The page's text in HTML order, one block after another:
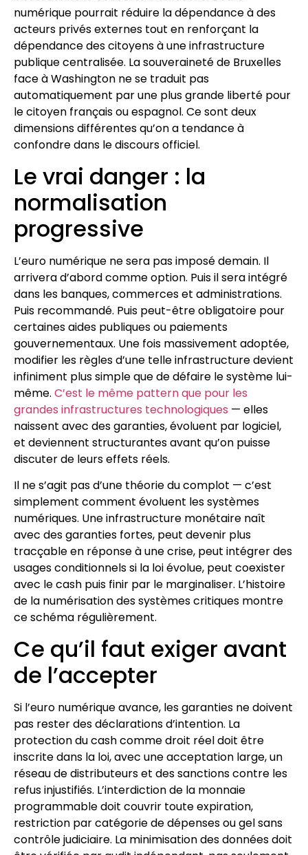
numérique pourrait réduire la dépendance à des
acteurs privés externes tout en renforçant la
dépendance des citoyens à une infrastructure
publique centralisée. La souveraineté de Bruxelles
face à Washington ne se traduit pas
automatiquement par une plus grande liberté pour
le citoyen français ou espagnol. Ce sont deux
dimensions différentes qu’on a tendance à
confondre dans le discours officiel.
Le vrai danger : la
normalisation
progressive
L’euro numérique ne sera pas imposé demain. Il
arrivera d’abord comme option. Puis il sera intégré
dans les banques, commerces et administrations.
Puis recommandé. Puis peut-être obligatoire pour
certaines aides publiques ou paiements
gouvernementaux. Une fois massivement adoptée,
modifier les règles d’une telle infrastructure devient
infiniment plus simple que de défaire le système lui-
même. C’est le même pattern que pour les
grandes infrastructures technologiques — elles
naissent avec des garanties, évoluent par logiciel,
et deviennent structurantes avant qu’on puisse
discuter de leurs effets réels.
Il ne s’agit pas d’une théorie du complot — c’est
simplement comment évoluent les systèmes
numériques. Une infrastructure monétaire naît
avec des garanties fortes, peut devenir plus
tracçable en réponse à une crise, peut intégrer des
usages conditionnels si la loi évolue, peut coexister
avec le cash puis finir par le marginaliser. L’histoire
de la numérisation des systèmes critiques montre
ce schéma régulièrement.
Ce qu’il faut exiger avant
de l’accepter
Si l’euro numérique avance, les garanties ne doivent
pas rester des déclarations d’intention. La
protection du cash comme droit réel doit être
inscrite dans la loi, avec une acceptation large, un
réseau de distributeurs et des sanctions contre les
refus injustifiés. L’interdiction de la monnaie
programmable doit couvrir toute expiration,
restriction par catégorie de dépenses ou gel sans
contrôle judiciaire. La minimisation des données doit